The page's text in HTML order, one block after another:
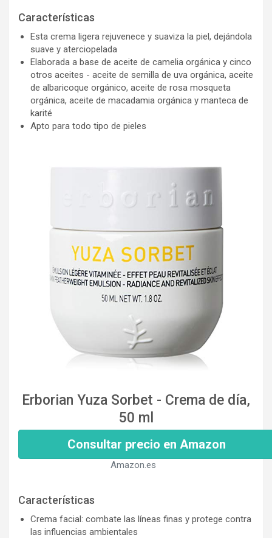
Características
Esta crema ligera rejuvenece y suaviza la piel, dejándola
suave y aterciopelada
Elaborada a base de aceite de camelia orgánica y cinco
otros aceites - aceite de semilla de uva orgánica, aceite
de albaricoque orgánico, aceite de rosa mosqueta
orgánica, aceite de macadamia orgánica y manteca de
karité
Apto para todo tipo de pieles
Erborian Yuza Sorbet - Crema de día,
50 ml
Consultar precio en Amazon
Amazon.es
Características
Crema facial: combate las líneas finas y protege contra
las influencias ambientales